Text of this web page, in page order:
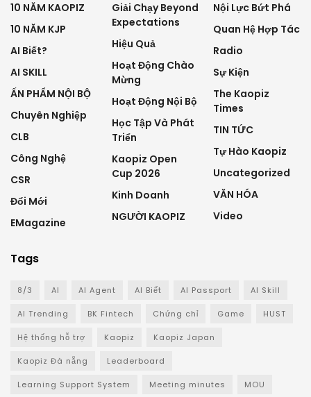
10 NĂM KAOPIZ
10 NĂM KJP
AI Biết?
AI SKILL
ẤN PHẨM NỘI BỘ
Chuyên Nghiệp
CLB
Công Nghệ
CSR
Đổi Mới
EMagazine
Giải Chạy Beyond
Expectations
Hiệu Quả
Hoạt Động Chào
Mừng
Hoạt Động Nội Bộ
Học Tập Và Phát
Triển
Kaopiz Open
Cup 2026
Kinh Doanh
NGƯỜI KAOPIZ
Nội Lực Bứt Phá
Quan Hệ Hợp Tác
Radio
Sự Kiện
The Kaopiz
Times
TIN TỨC
Tự Hào Kaopiz
Uncategorized
VĂN HÓA
Video
Tags
8/3 AI AI Agent AI Biết AI Passport AI Skill
AI Trending BK Fintech Chứng chỉ Game HUST
Hệ thống hỗ trợ Kaopiz Kaopiz Japan
Kaopiz Đà nẵng Leaderboard
Learning Support System Meeting minutes MOU